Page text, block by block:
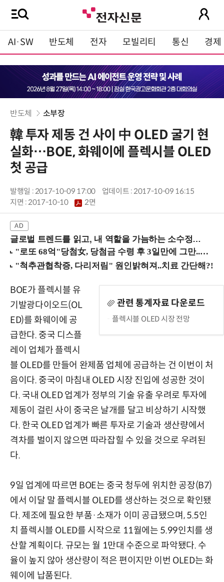
AI·SW 반도체 전자 모빌리티 통신 경제
반도체 소부장
韓 투자 제동 건 사이 中 OLED 굴기 현
실화…BOE, 화웨이에 플렉시블 OLED
첫 공급
발행일 : 2017-10-09 17:00
업데이트 : 2017-10-09 16:15
지면 :2017-10-10 2면
글로벌 트렌드를 읽고, 내 역할을 가늠하는 소수정예 실습 워크숍 (8/28 신논현역)
관련 통계자료 다운로드
플렉시블 OLED 시장 전망
BOE가 플렉시블 유
기발광다이오드(OL
ED)를 화웨이에 공
급한다. 중국 디스플
레이 업체가 플렉시
블 OLED를 만들어 완제품 업체에 공급하는 건 이번이 처
음이다. 중국이 마침내 OLED 시장 진입에 성공한 것이
다. 국내 OLED 업계가 정부의 기술 유출 우려로 투자에
제동이 걸린 사이 중국은 날개를 달고 비상하기 시작했
다. 한국 OLED 업계가 빠른 투자로 기술과 생산량에서
격차를 벌이지 않으면 따라잡힐 수 있을 것으로 우려된
다.
9일 업계에 따르면 BOE는 중국 청두에 위치한 공장(B7)
에서 이달 말 플렉시블 OLED를 생산하는 것으로 확인됐
다. 제조에 필요한 부품·소재가 이미 공급됐으며, 5.5인
치 플렉시블 OLED를 시작으로 11월에는 5.99인치를 생
산할 계획이다. 규모는 월 1만대 수준으로 파악됐다. 수
율이 높지 않아 생산량이 적은 편이지만 이번 OLED는 화
웨이에 납품된다.